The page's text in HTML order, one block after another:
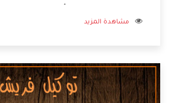
من خلال العروض والخصومات التى تتقدم
مشاهدة المزيد